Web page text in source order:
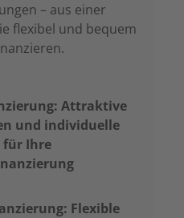
– aus einer
flexibel und bequem
Attraktive
und individuelle
für Ihre
Flexible